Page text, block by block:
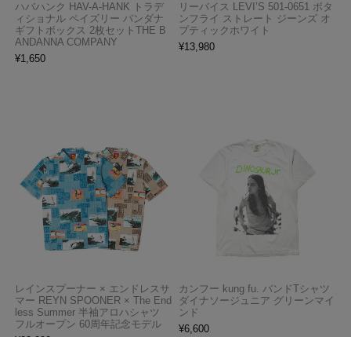
ハバハンク HAV-A-HANK トラデ
ィショナル ペイズリー バンダナ
ギフトボックス 2枚セットTHE B
ANDANNA COMPANY
¥1,650
リーバイス LEVI’S 501-0651 ボタ
ンフライ ストレート ジーンズ オ
プティックホワイト
¥13,980
レインスプーナー × エンドレスサ
マー REYN SPOONER × The End
less Summer 半袖アロハシャツ
フルオープン 60周年記念モデル
カンフー kung fu. バンドTシャツ
ダイナソージュニア グリーンマイ
ンド
¥6,600